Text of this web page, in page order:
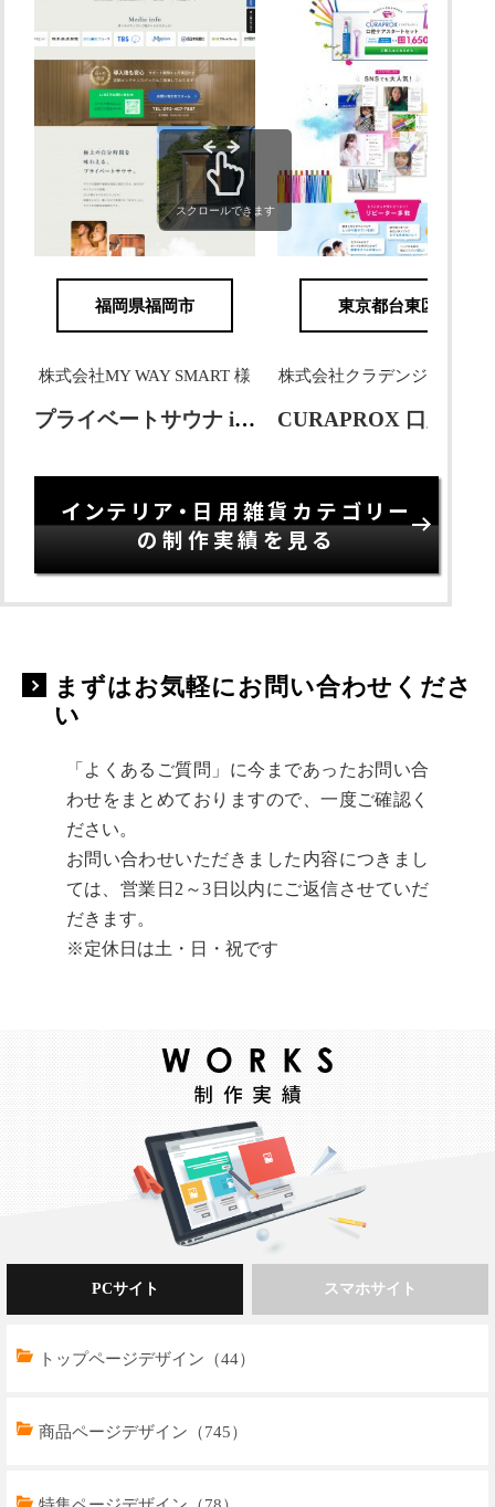
福岡県福岡市
株式会社MY WAY SMART 様
プライベートサウナ idetox
東京都台東区
株式会社クラデンジャパン
スクロールできます
インテリア・日用雑貨カテゴリー
の制作実績を見る
まずはお気軽にお問い合わせくださ
い
「よくあるご質問」に今まであったお問い合
わせをまとめておりますので、一度ご確認く
ださい。
お問い合わせいただきました内容につきまし
ては、営業日2～3日以内にご返信させていだ
だきます。
※定休日は土・日・祝です
PCサイト
トップページデザイン（44）
商品ページデザイン（745）
スマホサイト